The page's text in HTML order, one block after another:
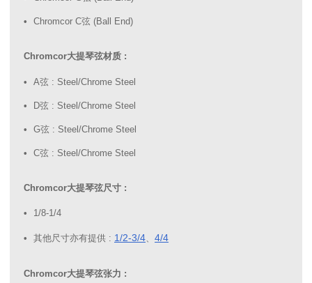
Chromcor C弦 (Ball End)
Chromcor大提琴弦材质 :
A弦 : Steel/Chrome Steel
D弦 : Steel/Chrome Steel
G弦 : Steel/Chrome Steel
C弦 : Steel/Chrome Steel
Chromcor大提琴弦尺寸 :
1/8-1/4
其他尺寸亦有提供 : 1/2-3/4、 4/4
Chromcor大提琴弦张力 :